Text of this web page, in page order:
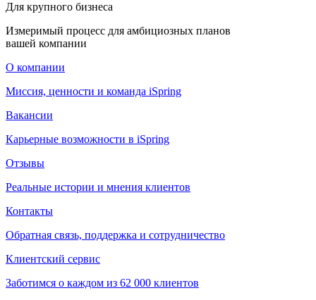
Для крупного бизнеса
Измеримый процесс для амбициозных планов
вашей компании
О компании
Миссия, ценности и команда iSpring
Вакансии
Карьерные возможности в iSpring
Отзывы
Реальные истории и мнения клиентов
Контакты
Обратная связь, поддержка и сотрудничество
Клиентский сервис
Заботимся о каждом из 62 000 клиентов